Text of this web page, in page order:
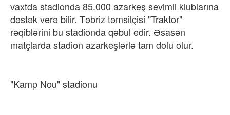
vaxtda stadionda 85.000 azarkeş sevimli klublarına
dəstək verə bilir. Təbriz təmsilçisi​ "Traktor"
rəqiblərini bu stadionda qəbul edir. Əsasən
matçlarda stadion azarkeşlərlə tam dolu olur.
"Kamp Nou" stadionu